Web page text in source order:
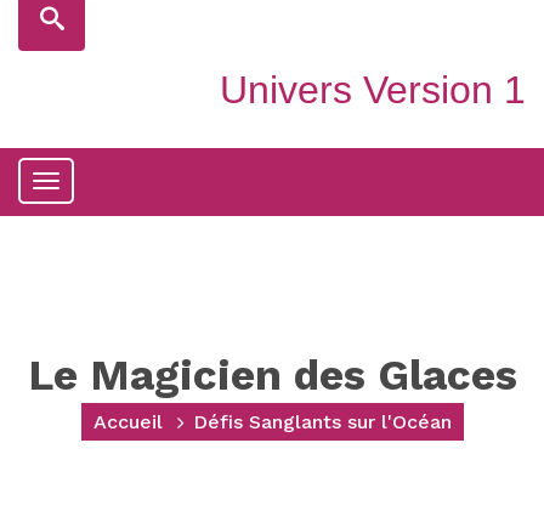
Univers Version 1
Toggle
Le Magicien des Glaces
Accueil Défis Sanglants sur l'Océan